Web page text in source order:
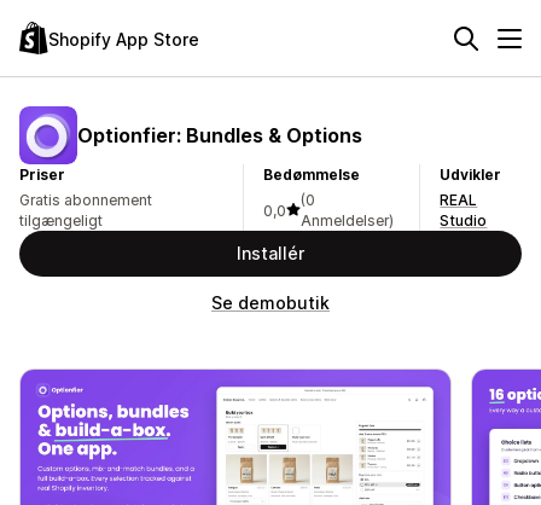
Shopify App Store
Optionfier: Bundles & Options
Priser
Gratis abonnement
tilgængeligt
Bedømmelse
0,0
(0
Anmeldelser)
Udvikler
REAL
Studio
Installér
Se demobutik